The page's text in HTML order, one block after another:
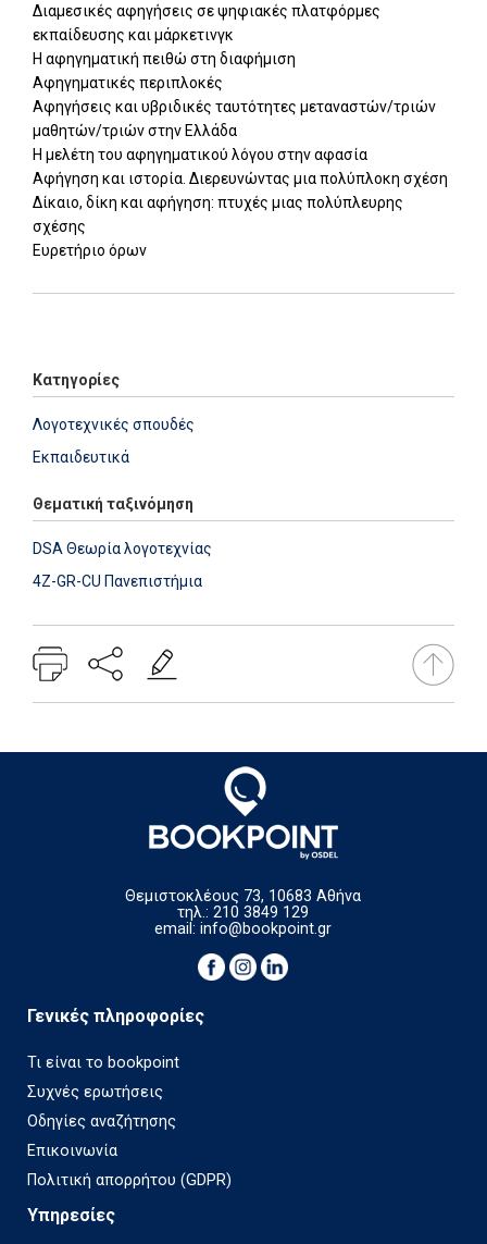
Διαμεσικές αφηγήσεις σε ψηφιακές πλατφόρμες
εκπαίδευσης και μάρκετινγκ
Η αφηγηματική πειθώ στη διαφήμιση
Αφηγηματικές περιπλοκές
Αφηγήσεις και υβριδικές ταυτότητες μεταναστών/τριών
μαθητών/τριών στην Ελλάδα
Η μελέτη του αφηγηματικού λόγου στην αφασία
Αφήγηση και ιστορία. Διερευνώντας μια πολύπλοκη σχέση
Δίκαιο, δίκη και αφήγηση: πτυχές μιας πολύπλευρης
σχέσης
Ευρετήριο όρων
Κατηγορίες
Λογοτεχνικές σπουδές
Εκπαιδευτικά
Θεματική ταξινόμηση
DSA Θεωρία λογοτεχνίας
4Z-GR-CU Πανεπιστήμια
Θεμιστοκλέους 73, 10683 Αθήνα
τηλ.: 210 3849 129
email:info@bookpoint.gr
Γενικές πληροφορίες
Τι είναι το bookpoint
Συχνές ερωτήσεις
Οδηγίες αναζήτησης
Επικοινωνία
Πολιτική απορρήτου (GDPR)
Υπηρεσίες